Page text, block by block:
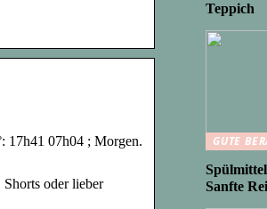
17h41 07h04 ; Morgen.
oder lieber
Teppich
GUTE
Sanfte